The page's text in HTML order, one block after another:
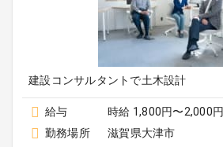
建設コンサルタントで土木設計
給与
時給 1,800円〜2,000円
勤務場所
滋賀県大津市